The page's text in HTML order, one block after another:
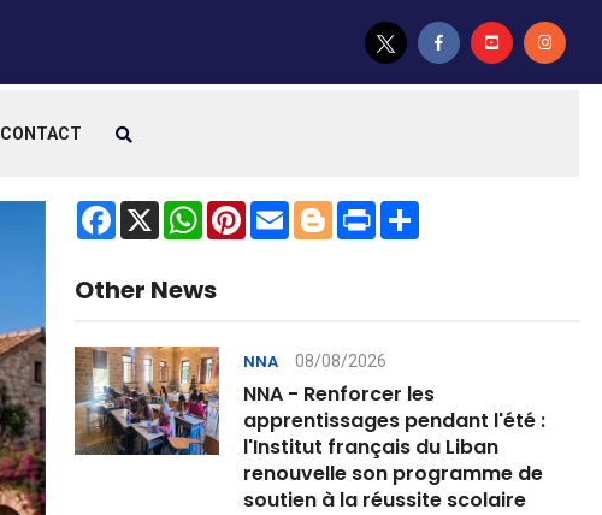
CONTACT
Facebook
X WhatsApp
Pinterest
EmailBlogger
Print Share
Other News
NNA 08/08/2026
NNA - Renforcer les
apprentissages pendant l'été :
l'Institut français du Liban
renouvelle son programme de
soutien à la réussite scolaire